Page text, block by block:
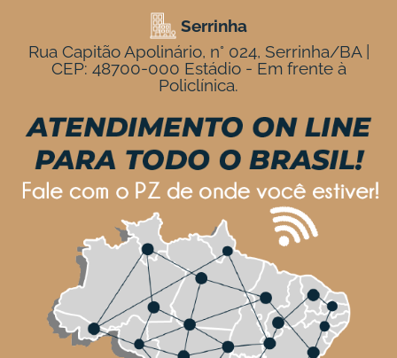
Serrinha
Rua Capitão Apolinário, n° 024, Serrinha/BA |
CEP: 48700-000 Estádio - Em frente à
Policlínica.